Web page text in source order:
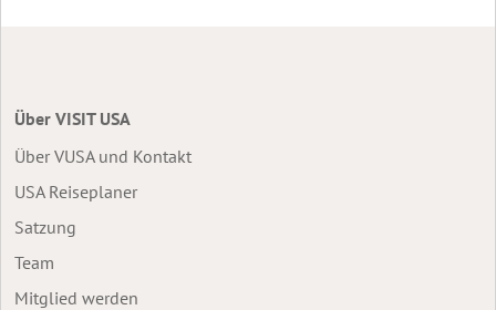
Über VISIT USA
Über VUSA und Kontakt
USA Reiseplaner
Satzung
Team
Mitglied werden